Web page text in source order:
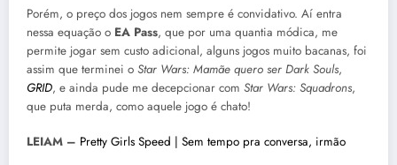
Porém, o preço dos jogos nem sempre é convidativo. Aí entra
nessa equação o EA Pass, que por uma quantia módica, me
permite jogar sem custo adicional, alguns jogos muito bacanas, foi
assim que terminei o Star Wars: Mamãe quero ser Dark Souls,
GRID, e ainda pude me decepcionar com Star Wars: Squadrons,
que puta merda, como aquele jogo é chato!
LEIAM – Pretty Girls Speed | Sem tempo pra conversa, irmão